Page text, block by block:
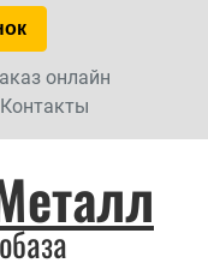
онлайн
Контакты